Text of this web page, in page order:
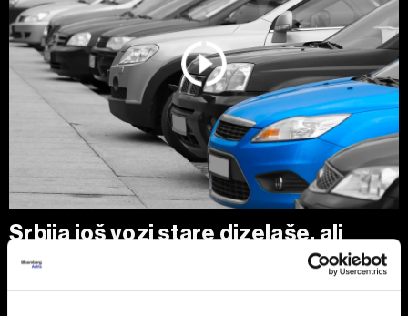
Srbija još vozi stare dizelaše, ali
tržište se menja zbog pravila EU